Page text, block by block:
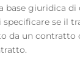
base giuridica
se il
da un contratto